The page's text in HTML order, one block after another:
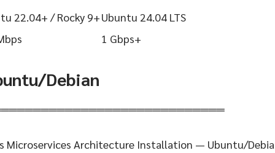
22.04+ / Rocky 9+Ubuntu 24.04 LTS
1 Gbps+
Debian
Microservices Architecture Installation — Ubuntu/